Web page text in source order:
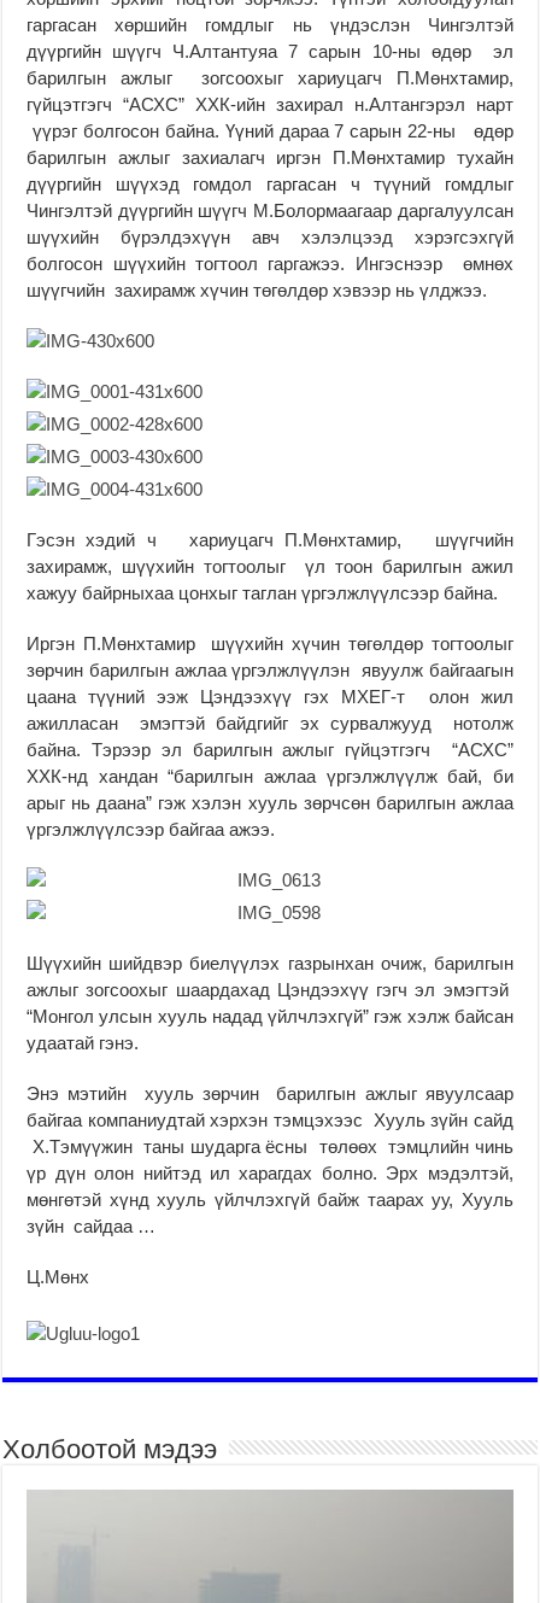
гаргасан хөршийн гомдлыг нь үндэслэн Чингэлтэй
дүүргийн шүүгч Ч.Алтантуяа 7 сарын 10-ны өдөр эл
барилгын ажлыг зогсоохыг хариуцагч П.Мөнхтамир,
гүйцэтгэгч “АСХС” ХХК-ийн захирал н.Алтангэрэл нарт
үүрэг болгосон байна. Үүний дараа 7 сарын 22-ны өдөр
барилгын ажлыг захиалагч иргэн П.Мөнхтамир тухайн
дүүргийн шүүхэд гомдол гаргасан ч түүний гомдлыг
Чингэлтэй дүүргийн шүүгч М.Болормаагаар даргалуулсан
шүүхийн бүрэлдэхүүн авч хэлэлцээд хэрэгсэхгүй
болгосон шүүхийн тогтоол гаргажээ. Ингэснээр өмнөх
шүүгчийн захирамж хүчин төгөлдөр хэвээр нь үлджээ.
Гэсэн хэдий ч хариуцагч П.Мөнхтамир, шүүгчийн
захирамж, шүүхийн тогтоолыг үл тоон барилгын ажил
хажуу байрныхаа цонхыг таглан үргэлжлүүлсээр байна.
Иргэн П.Мөнхтамир шүүхийн хүчин төгөлдөр тогтоолыг
зөрчин барилгын ажлаа үргэлжлүүлэн явуулж байгаагын
цаана түүний ээж Цэндээхүү гэх МХЕГ-т олон жил
ажилласан эмэгтэй байдгийг эх сурвалжууд нотолж
байна. Тэрээр эл барилгын ажлыг гүйцэтгэгч “АСХС”
ХХК-нд хандан “барилгын ажлаа үргэлжлүүлж бай, би
арыг нь даана” гэж хэлэн хууль зөрчсөн барилгын ажлаа
үргэлжлүүлсээр байгаа ажээ.
Шүүхийн шийдвэр биелүүлэх газрынхан очиж, барилгын
ажлыг зогсоохыг шаардахад Цэндээхүү гэгч эл эмэгтэй
“Монгол улсын хууль надад үйлчлэхгүй” гэж хэлж байсан
удаатай гэнэ.
Энэ мэтийн хууль зөрчин барилгын ажлыг явуулсаар
байгаа компаниудтай хэрхэн тэмцэхээс Хууль зүйн сайд
Х.Тэмүүжин таны шударга ёсны төлөөх тэмцлийн чинь
үр дүн олон нийтэд ил харагдах болно. Эрх мэдэлтэй,
мөнгөтэй хүнд хууль үйлчлэхгүй байж таарах уу, Хууль
зүйн сайдаа …
Ц.Мөнх
Холбоотой мэдээ